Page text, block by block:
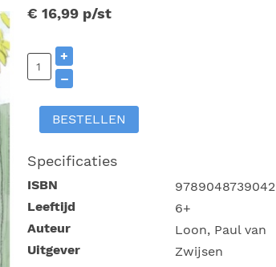
€ 16,99 p/st
+
–
BESTELLEN
Specificaties
ISBN
9789048739042
Leeftijd
6+
Auteur
Loon, Paul van
Uitgever
Zwijsen